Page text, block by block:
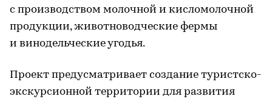
с производством молочной и кисломолочной
продукции, животноводческие фермы
и винодельческие угодья.
Проект предусматривает создание туристско-
экскурсионной территории для развития